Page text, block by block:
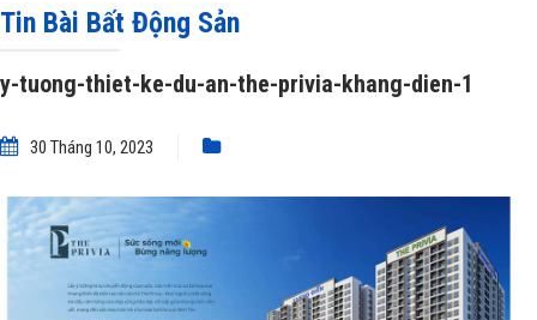
Tin Bài Bất Động Sản
y-tuong-thiet-ke-du-an-the-privia-khang-dien-1
30 Tháng 10, 2023